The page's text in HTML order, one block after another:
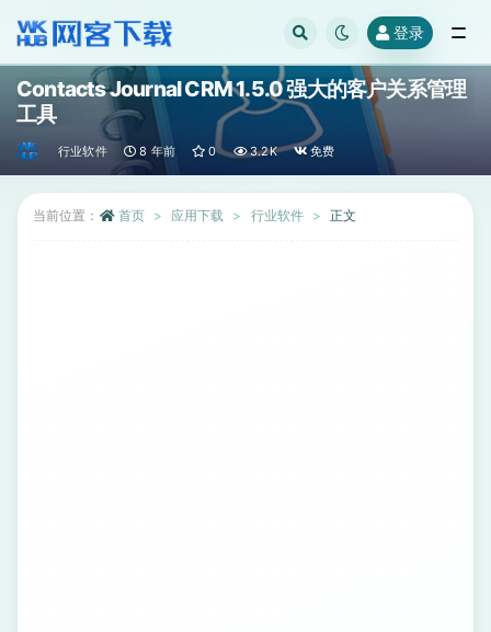
登录
Contacts Journal CRM 1.5.0 强大的客户关系管理
工具
行业软件 8 年前 0 3.2K 免费
当前位置： 首页 应用下载 行业软件 正文
全部